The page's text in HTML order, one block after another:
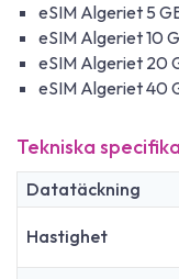
eSIM Algeriet 5
eSIM Algeriet 10
eSIM Algeriet 20
eSIM Algeriet 40
Tekniska
Datatäckning
Hastighet